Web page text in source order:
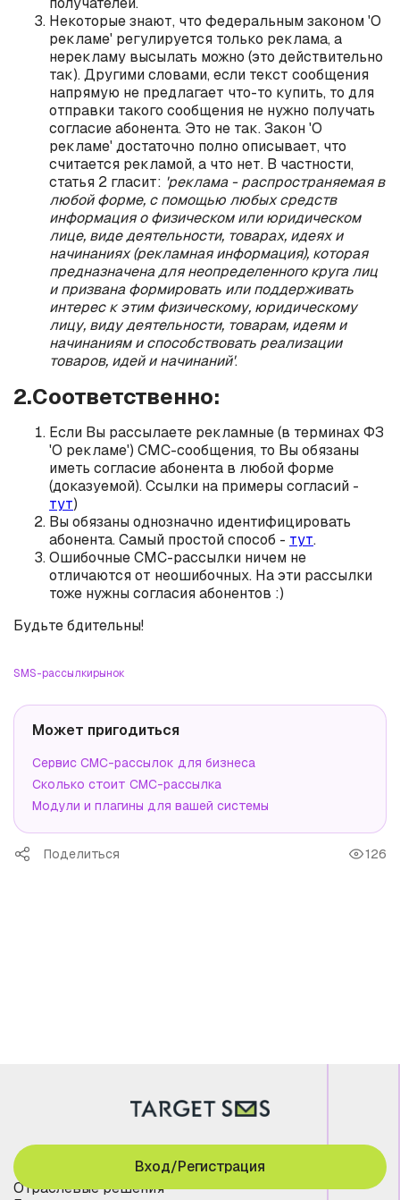
Некоторые знают, что федеральным законом 'О
рекламе' регулируется только реклама, а
нерекламу высылать можно (это действительно
так). Другими словами, если текст сообщения
напрямую не предлагает что-то купить, то для
отправки такого сообщения не нужно получать
согласие абонента. Это не так. Закон 'О
рекламе' достаточно полно описывает, что
считается рекламой, а что нет. В частности,
статья 2 гласит: 'реклама - распространяемая в
любой форме, с помощью любых средств
информация о физическом или юридическом
лице, виде деятельности, товарах, идеях и
начинаниях (рекламная информация), которая
предназначена для неопределенного круга лиц
и призвана формировать или поддерживать
интерес к этим физическому, юридическому
лицу, виду деятельности, товарам, идеям и
начинаниям и способствовать реализации
товаров, идей и начинаний'.
2.Соответственно:
Если Вы рассылаете рекламные (в терминах ФЗ
'О рекламе') СМС-сообщения, то Вы обязаны
иметь согласие абонента в любой форме
(доказуемой). Ссылки на примеры согласий -
тут)
Вы обязаны однозначно идентифицировать
абонента. Самый простой способ - тут.
Ошибочные СМС-рассылки ничем не
отличаются от неошибочных. На эти рассылки
тоже нужны согласия абонентов :)
Будьте бдительны!
SMS-рассылкирынок
Может пригодиться
Сервис СМС-рассылок для бизнеса
Сколько стоит СМС-рассылка
Модули и плагины для вашей системы
Поделиться 126
Отраслевые решения
Вход/Регистрация